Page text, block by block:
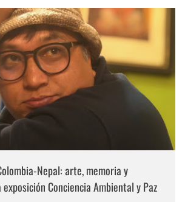
Dibujos a Lápiz del 14 de Febrero
Fotos Artísticas de las Actrices de Hollywood Más Bellas del Mundo
los cuadros de negras africanas?
arte en pintura surrealista
Nepal: arte, memoria y
Conciencia Ambiental y Paz